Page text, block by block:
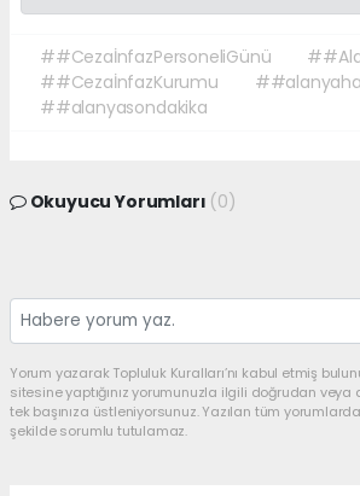
##CezaİnfazPersoneliGünü
##CezaİnfazKurumu
##alanyasondakika
Okuyucu Yorumları (0)
Yorum yazarak Topluluk Kuralları’nı kabul etmiş
sitesine yaptığınız yorumunuzla ilgili doğrudan veya
tek başınıza üstleniyorsunuz. Yazılan tüm
şekilde sorumlu tutulamaz.